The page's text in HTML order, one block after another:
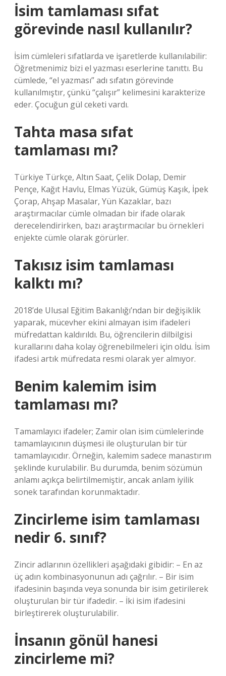
İsim tamlaması sıfat
görevinde nasıl kullanılır?
İsim cümleleri sıfatlarda ve işaretlerde kullanılabilir:
Öğretmenimiz bizi el yazması eserlerine tanıttı. Bu
cümlede, “el yazması” adı sıfatın görevinde
kullanılmıştır, çünkü “çalışır” kelimesini karakterize
eder. Çocuğun gül ceketi vardı.
Tahta masa sıfat
tamlaması mı?
Türkiye Türkçe, Altın Saat, Çelik Dolap, Demir
Pençe, Kağıt Havlu, Elmas Yüzük, Gümüş Kaşık, İpek
Çorap, Ahşap Masalar, Yün Kazaklar, bazı
araştırmacılar cümle olmadan bir ifade olarak
derecelendirirken, bazı araştırmacılar bu örnekleri
enjekte cümle olarak görürler.
Takısız isim tamlaması
kalktı mı?
2018’de Ulusal Eğitim Bakanlığı’ndan bir değişiklik
yaparak, mücevher ekini almayan isim ifadeleri
müfredattan kaldırıldı. Bu, öğrencilerin dilbilgisi
kurallarını daha kolay öğrenebilmeleri için oldu. İsim
ifadesi artık müfredata resmi olarak yer almıyor.
Benim kalemim isim
tamlaması mı?
Tamamlayıcı ifadeler; Zamir olan isim cümlelerinde
tamamlayıcının düşmesi ile oluşturulan bir tür
tamamlayıcıdır. Örneğin, kalemim sadece manastırım
şeklinde kurulabilir. Bu durumda, benim sözümün
anlamı açıkça belirtilmemiştir, ancak anlam iyilik
sonek tarafından korunmaktadır.
Zincirleme isim tamlaması
nedir 6. sınıf?
Zincir adlarının özellikleri aşağıdaki gibidir: – En az
üç adın kombinasyonunun adı çağrılır. – Bir isim
ifadesinin başında veya sonunda bir isim getirilerek
oluşturulan bir tür ifadedir. – İki isim ifadesini
birleştirerek oluşturulabilir.
İnsanın gönül hanesi
zincirleme mi?